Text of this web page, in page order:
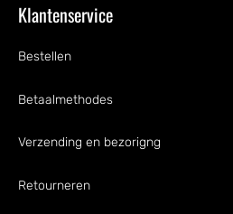
Klantenservice
Bestellen
Betaalmethodes
Verzending en bezorigng
Retourneren